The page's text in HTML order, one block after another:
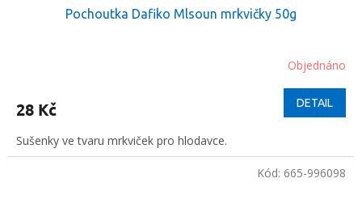
Pochoutka Dafiko Mlsoun mrkvičky 50g
Objednáno
28 Kč DETAIL
Sušenky ve tvaru mrkviček pro hlodavce.
Kód: 665-996098